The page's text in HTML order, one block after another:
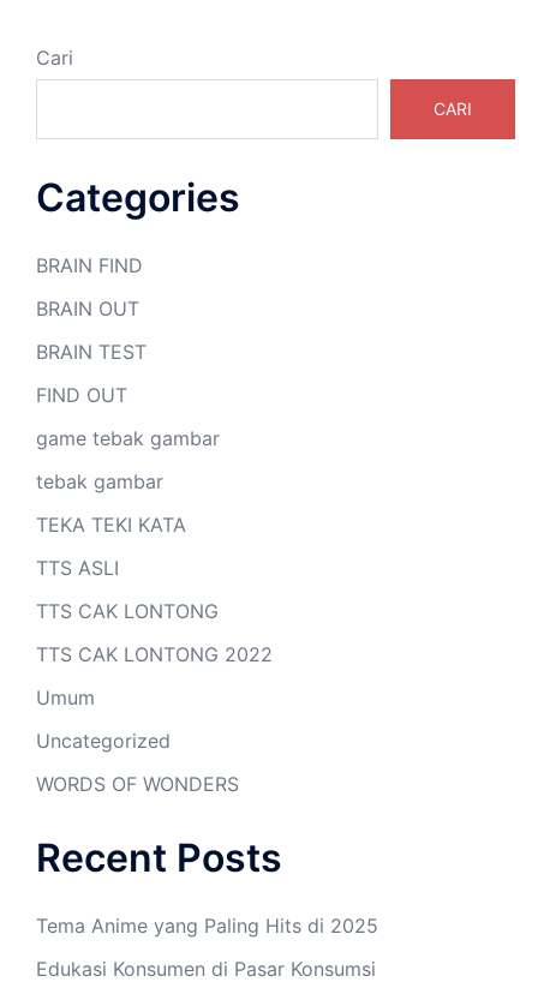
Cari
CARI
Categories
BRAIN FIND
BRAIN OUT
BRAIN TEST
FIND OUT
game tebak gambar
tebak gambar
TEKA TEKI KATA
TTS ASLI
TTS CAK LONTONG
TTS CAK LONTONG 2022
Umum
Uncategorized
WORDS OF WONDERS
Recent Posts
Tema Anime yang Paling Hits di 2025
Edukasi Konsumen di Pasar Konsumsi